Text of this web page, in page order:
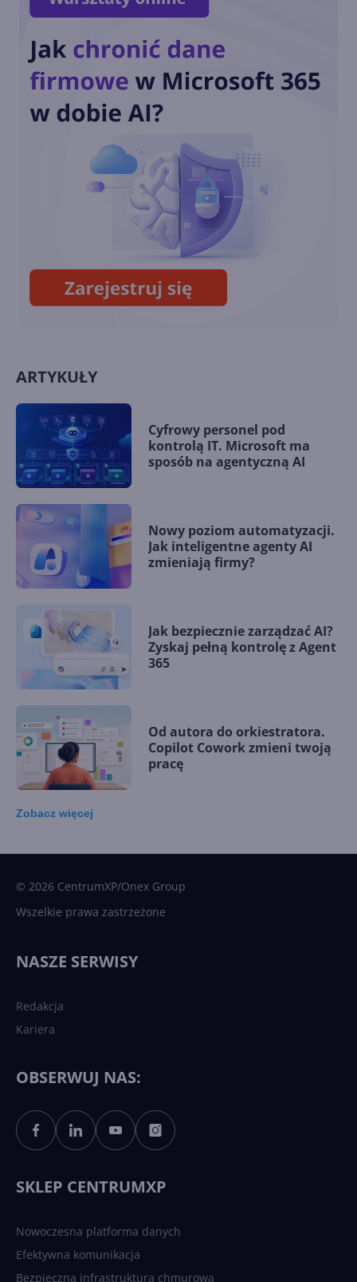
Windows 11 staje się
platformą dla AI i agentów.
Nowości na Ignite 2025
Recall - flagowa funkcja AI w
Windows 11 w końcu wydana
ARTYKUŁY
Cyfrowy personel pod
kontrolą IT. Microsoft ma
sposób na agentyczną AI
Nowy poziom automatyzacji.
Jak inteligentne agenty AI
zmieniają firmy?
Jak bezpiecznie zarządzać AI?
Zyskaj pełną kontrolę z Agent
365
Od autora do orkiestratora.
Copilot Cowork zmieni twoją
pracę
Sztuczna inteligencja po
polsku. Dość barier
Zobacz więcej
© 2026 CentrumXP/Onex Group
Wszelkie prawa zastrzeżone
NASZE SERWISY
Redakcja
Kariera
OBSERWUJ NAS:
SKLEP CENTRUMXP
Nowoczesna platforma danych
Efektywna komunikacja
Bezpieczna infrastruktura chmurowa